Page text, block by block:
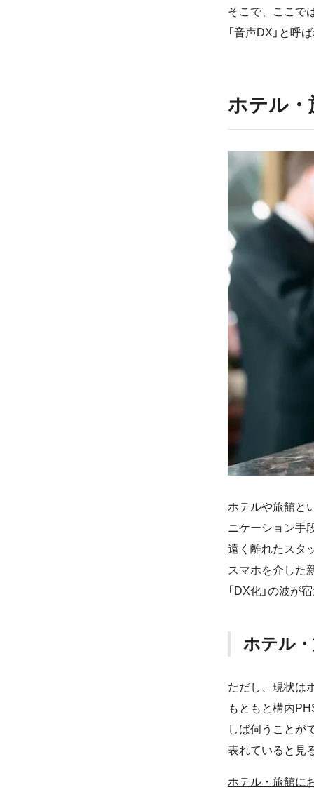
そこで、ここで
「音声DX」と
ホテル・
ホテルや旅館と
ニケーション手
遠く離れたスタ
スマホを介した
「DX化」の波が
ホテル
ただし、現状は
もともと構内
しば伺うことが
表れていると見
ホテル・旅館に